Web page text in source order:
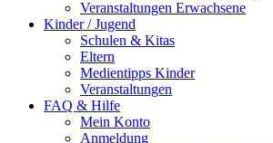
Veranstaltungen Erwachsene
Kinder / Jugend
Schulen & Kitas
Eltern
Medientipps Kinder
Veranstaltungen
FAQ & Hilfe
Mein Konto
Anmeldung